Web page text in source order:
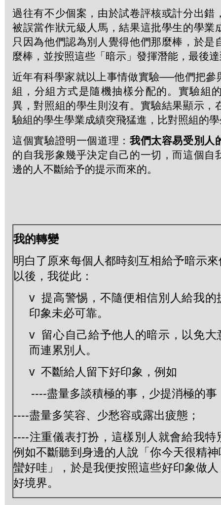
過往有不少個案，由於試卷評核或計分出錯
被誤當作狀元級人馬，結果這批學生的學業
只因為他們認為別人覺得他們那麼棒，於是
麼棒，並按照這些「暗示」發揮潛能，最後
近年有科學家就以上事情做實驗──他們把參
組，分組方式是隨機抽樣分配的。實驗組
異，對照組的學生則沒有。實驗結果顯示，
驗組的學生學業成績突飛猛進，比對照組的
這個實驗證明一個道理： 我們太容易受別人
的自我形象幾乎決定自己的一切，而這個自
邊的人不斷給予的提示而來的。
我的轉變
明白了原來每個人都時刻互相給予暗示
以後，我從此：
v 提高警惕，不隨便相信別人給我的
印象未必可靠。
v 留心自己給予他人的暗示，以免大
而連累別人。
v 不斷給人留下好印象，例如
----盡量多談積極的事，少提消極的事
----盡量多笑容、少愁容或露出疲態；
----注重儀表打扮，這樣別人就會給我特
例如不斷聽到身邊的人說「你今天很精
蠻好哇」，於是我便按照這些好印象做
好境界。